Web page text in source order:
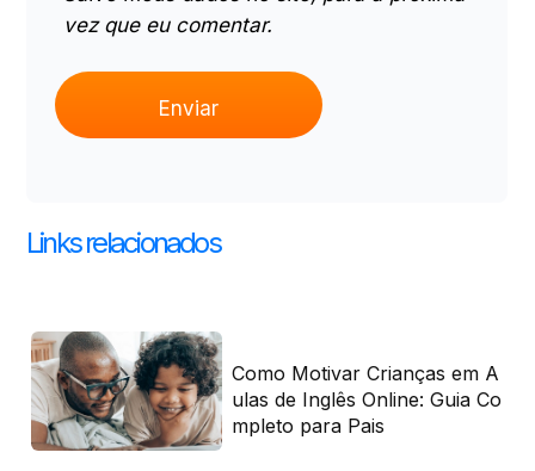
vez que eu comentar.
Links relacionados
Como Motivar Crianças em A
ulas de Inglês Online: Guia Co
mpleto para Pais